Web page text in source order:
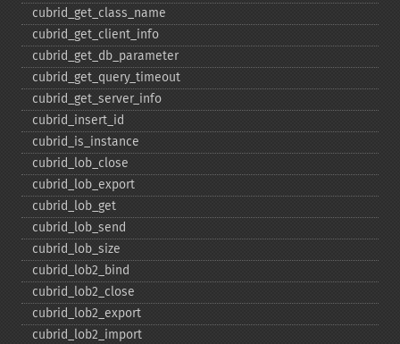
cubrid_​get_​class_​name
cubrid_​get_​client_​info
cubrid_​get_​db_​parameter
cubrid_​get_​query_​timeout
cubrid_​get_​server_​info
cubrid_​insert_​id
cubrid_​is_​instance
cubrid_​lob_​close
cubrid_​lob_​export
cubrid_​lob_​get
cubrid_​lob_​send
cubrid_​lob_​size
cubrid_​lob2_​bind
cubrid_​lob2_​close
cubrid_​lob2_​export
cubrid_​lob2_​import